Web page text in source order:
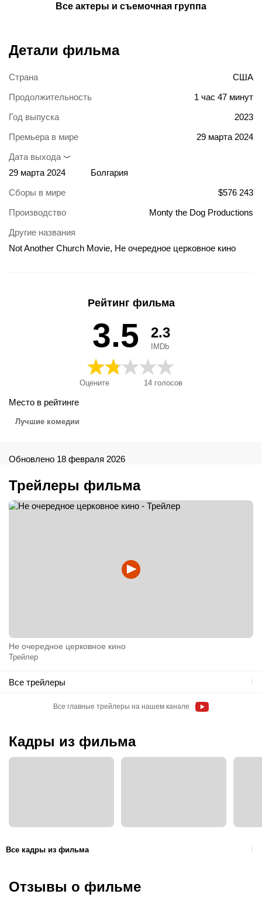
Все актеры и съемочная группа
Детали фильма
Страна
США
Продолжительность
1 час 47 минут
Год выпуска
2023
Премьера в мире
29 марта 2024
Дата выхода
29 марта 2024
Болгария
Сборы в мире
$576 243
Производство
Monty the Dog Productions
Другие названия
Not Another Church Movie, Не очередное церковное кино
Рейтинг фильма
3.5
Оцените 14 голосов
2.3
IMDb
Место в рейтинге
Лучшие комедии
Обновлено 18 февраля 2026
Трейлеры фильма
Не очередное церковное кино
Трейлер
Все трейлеры
Все главные трейлеры на нашем канале
Кадры из фильма
Все кадры из фильма
Отзывы о фильме